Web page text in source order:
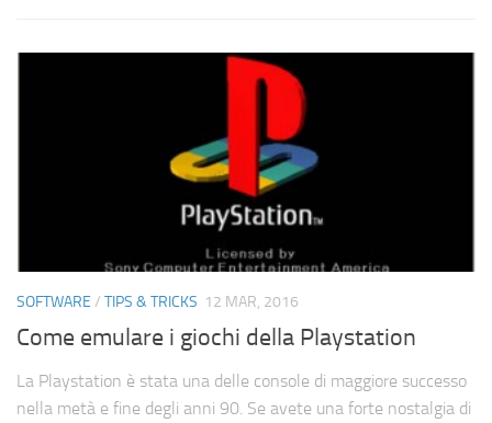
SOFTWARE / TIPS & TRICKS 12 MAR, 2016
Come emulare i giochi della Playstation
La Playstation è stata una delle console di maggiore successo
nella metà e fine degli anni 90. Se avete una forte nostalgia di